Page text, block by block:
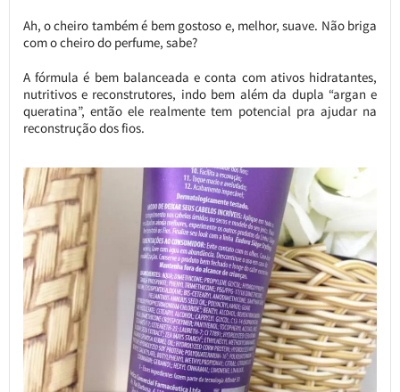
Ah, o cheiro também é bem gostoso e, melhor, suave. Não briga
com o cheiro do perfume, sabe?
A fórmula é bem balanceada e conta com ativos hidratantes,
nutritivos e reconstrutores, indo bem além da dupla “argan e
queratina”, então ele realmente tem potencial pra ajudar na
reconstrução dos fios.